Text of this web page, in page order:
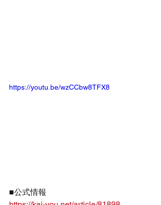
https://youtu.be/wzCCbw8TFX8
■公式情報